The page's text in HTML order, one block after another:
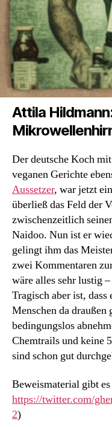
Attila
Der deutsche Koch
veganen Gerichte
Aussetzer, war jetzt
überließ das Feld der
zwischenzeitlich
Naidoo. Nun ist er
gelingt ihm das
zwei Kommentaren
wäre alles sehr lustig
Tragisch aber ist, dass
Menschen da
bedingungslos
Chemtrails und keine
sind schon gut
Beweismaterial gibt
https://twitter.com/
2)